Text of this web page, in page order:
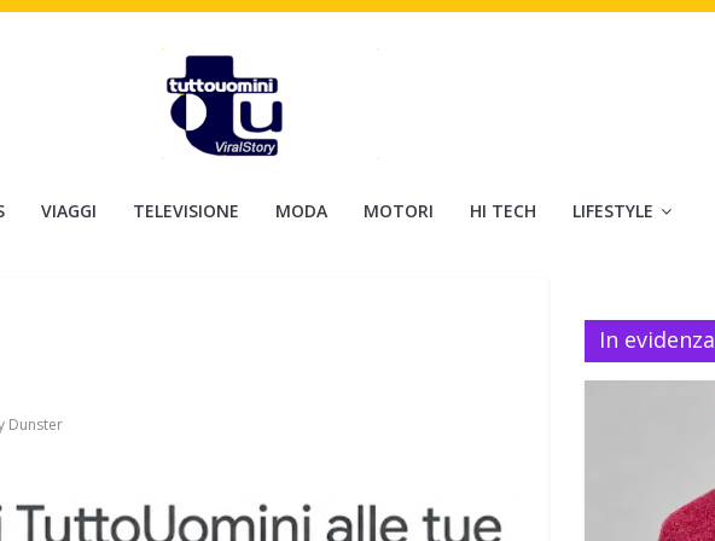
VIAGGI TELEVISIONE MODA MOTORI HI TECH LIFESTYLE
Dunster
In evidenza